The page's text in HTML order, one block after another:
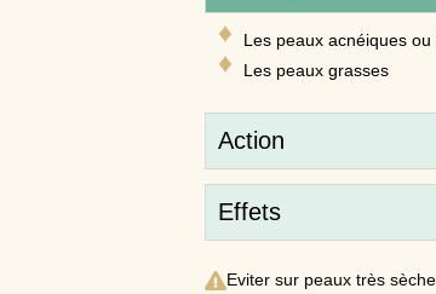
Les peaux acnéiques
Les peaux grasses
Action
Effets
Eviter sur peaux très